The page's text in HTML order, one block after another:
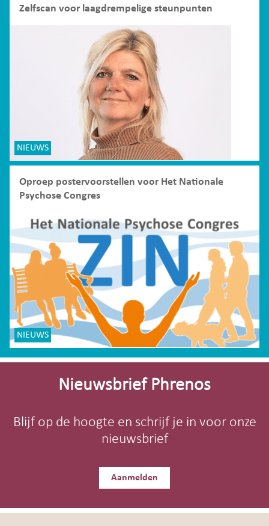
Zelfscan voor laagdrempelige steunpunten
NIEUWS
Oproep postervoorstellen voor Het Nationale
Psychose Congres
NIEUWS
Site-
Nieuwsbrief Phrenos
Blijf op de hoogte en schrijf je in voor onze
nieuwsbrief
Aanmelden